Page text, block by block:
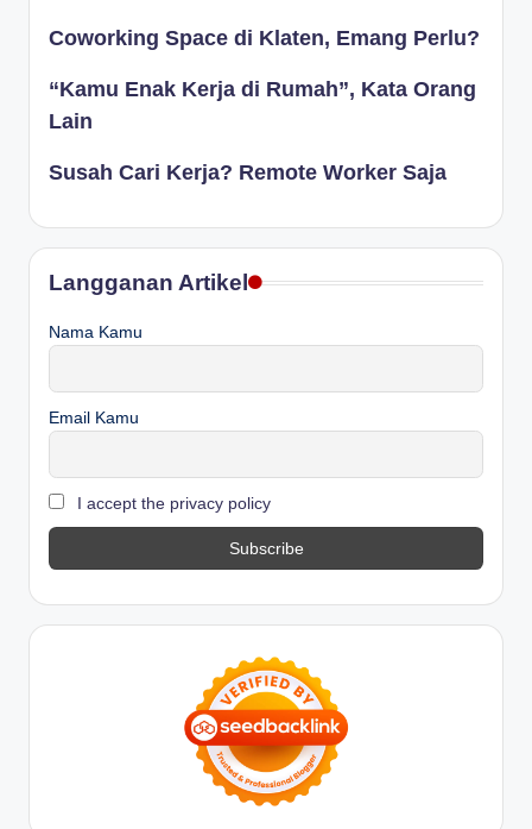
Coworking Space di Klaten, Emang Perlu?
“Kamu Enak Kerja di Rumah”, Kata Orang
Lain
Susah Cari Kerja? Remote Worker Saja
Langganan Artikel
Nama Kamu
Email Kamu
I accept the privacy policy